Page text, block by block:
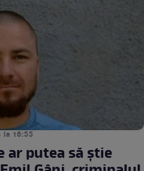
la 16:55
ar putea să știe